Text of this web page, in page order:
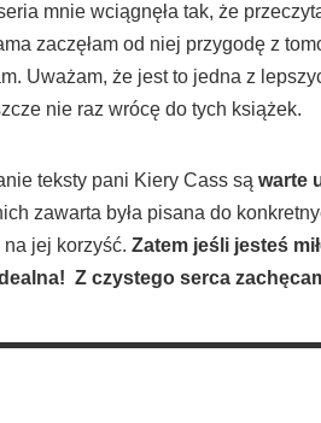
mnie wciągnęła tak, że
zaczęłam od niej przygodę z
Uważam, że jest to jedna z
nie raz wrócę do tych książek.
teksty pani Kiery Cass są warte
zawarta była pisana do
jej korzyść. Zatem jeśli jesteś
Z czystego serca